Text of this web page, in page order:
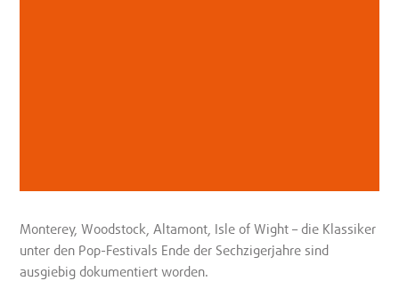
Monterey, Woodstock, Altamont, Isle of Wight – die Klassiker
unter den Pop-Festivals Ende der Sechzigerjahre sind
ausgiebig dokumentiert worden.